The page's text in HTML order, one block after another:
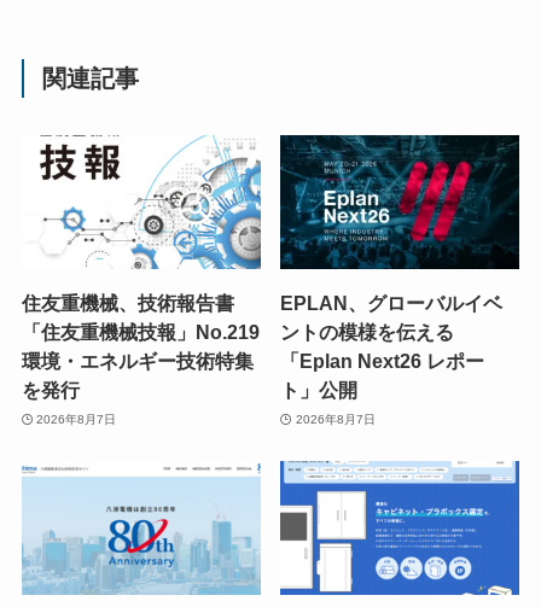
関連記事
住友重機械、技術報告書
「住友重機械技報」No.219
環境・エネルギー技術特集
を発行
2026年8月7日
EPLAN、グローバルイベ
ントの模様を伝える
「Eplan Next26 レポー
ト」公開
2026年8月7日